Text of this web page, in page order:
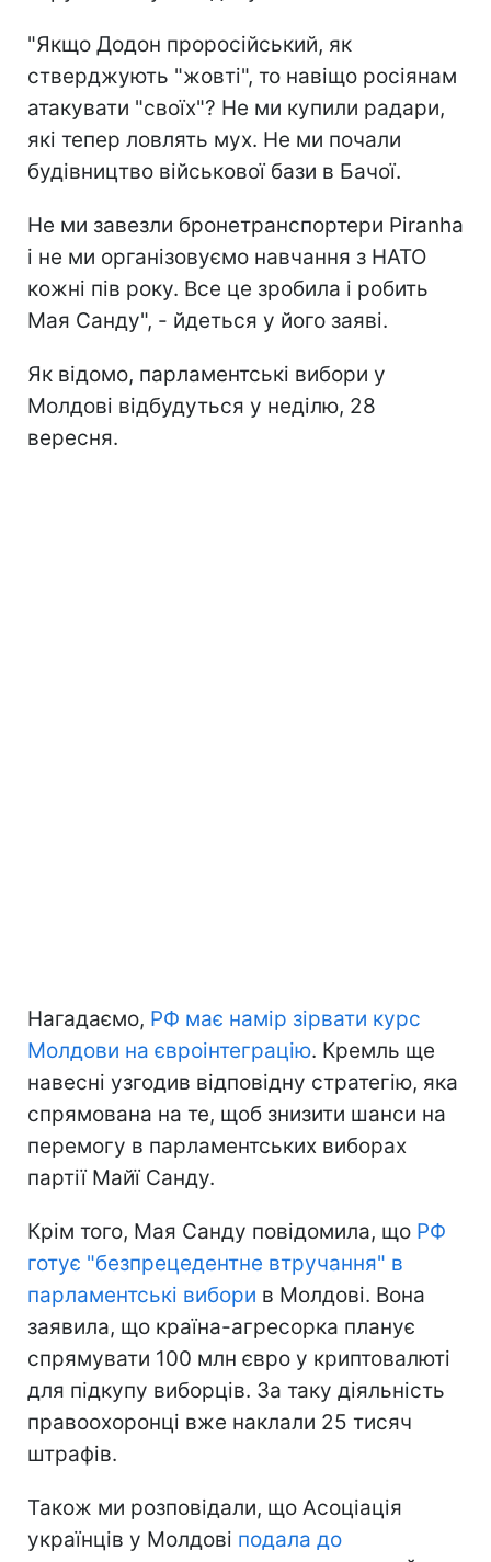
"Якщо Додон проросійський, як
стверджують "жовті", то навіщо росіянам
атакувати "своїх"? Не ми купили радари,
які тепер ловлять мух. Не ми почали
будівництво військової бази в Бачої.
Не ми завезли бронетранспортери Piranha
і не ми організовуємо навчання з НАТО
кожні пів року. Все це зробила і робить
Мая Санду", - йдеться у його заяві.
Як відомо, парламентські вибори у
Молдові відбудуться у неділю, 28
вересня.
Нагадаємо, РФ має намір зірвати курс
Молдови на євроінтеграцію. Кремль ще
навесні узгодив відповідну стратегію, яка
спрямована на те, щоб знизити шанси на
перемогу в парламентських виборах
партії Майї Санду.
Крім того, Мая Санду повідомила, що РФ
готує "безпрецедентне втручання" в
парламентські вибори в Молдові. Вона
заявила, що країна-агресорка планує
спрямувати 100 млн євро у криптовалюті
для підкупу виборців. За таку діяльність
правоохоронці вже наклали 25 тисяч
штрафів.
Також ми розповідали, що Асоціація
українців у Молдові подала до